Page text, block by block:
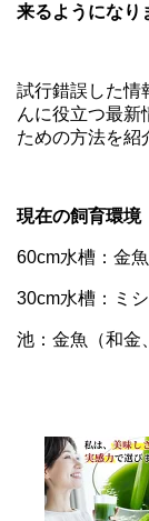
来るようになり
試行錯誤した情
んに役立つ最新
ための方法を紹
現在の飼育環境
60cm水槽：金
30cm水槽：ミ
池：金魚（和金